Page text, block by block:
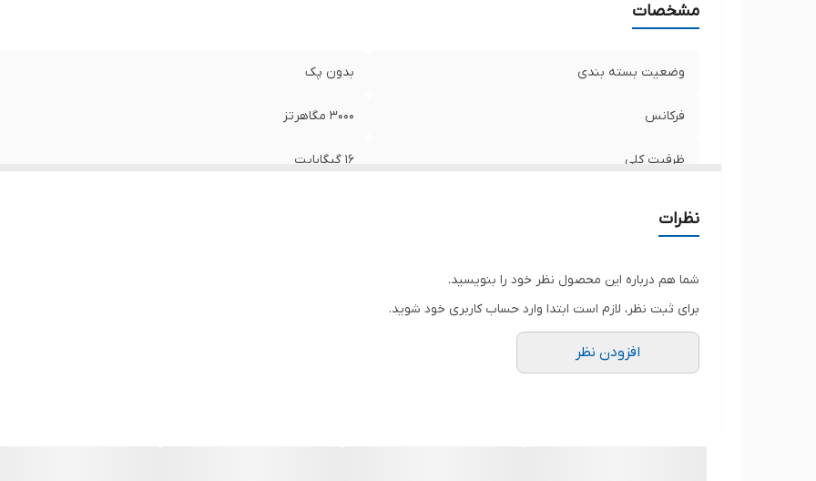
مشخصات
وضعیت بسته بندی بدون پک
فرکانس 3000 مگاهرتز
ظرفیت کلی 16 گیگابایت
تعداد ماژول
نظرات
شما هم درباره این محصول نظر خود را بنویسید.
برای ثبت نظر، لازم است ابتدا وارد حساب کاربری خود شوید.
افزودن نظر